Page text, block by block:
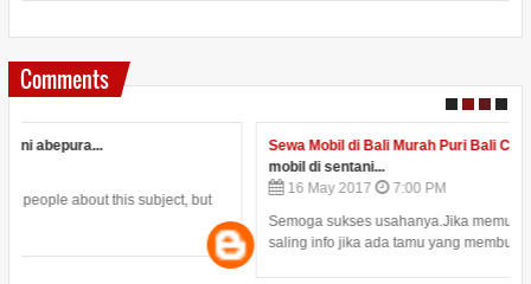
Comments
Sewa Mobil di Bali Murah Puri Bali Car Rentalon daftar harga sewa
Semoga sukses usahanya.Jika memungkinkan kerja sama,kita bisa
saling info jika ada tamu yang membutu...